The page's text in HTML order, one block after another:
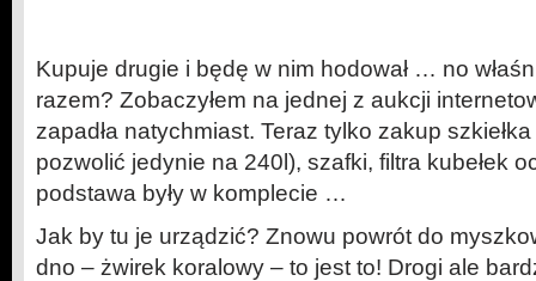
Kupuje drugie i będę w nim hodował … no
razem? Zobaczyłem na jednej z aukcji
zapadła natychmiast. Teraz tylko zakup
pozwolić jedynie na 240l), szafki, filtra kubełek
podstawa były w komplecie …
Jak by tu je urządzić? Znowu powrót do
dno – żwirek koralowy – to jest to! Drogi ale